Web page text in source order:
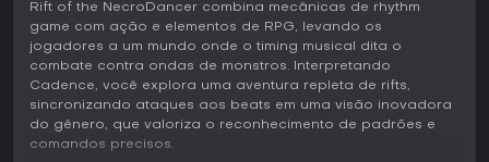
Rift of the NecroDancer combina mecânicas de rhythm
game com ação e elementos de RPG, levando os
jogadores a um mundo onde o timing musical dita o
combate contra ondas de monstros. Interpretando
Cadence, você explora uma aventura repleta de rifts,
sincronizando ataques aos beats em uma visão inovadora
do gênero, que valoriza o reconhecimento de padrões e
comandos precisos.